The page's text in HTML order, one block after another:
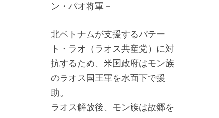
ン・パオ将軍－
北ベトナムが支援するパテー
ト・ラオ（ラオス共産党）に対
抗するため、米国政府はモン族
のラオス国王軍を水面下で援
助。
ラオス解放後、モン族は故郷を